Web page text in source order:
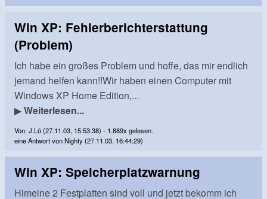
Win XP: Fehlerberichterstattung
(Problem)
Ich habe ein großes Problem und hoffe, das mir endlich
jemand helfen kann!!Wir haben einen Computer mit
Windows XP Home Edition,...
▶Weiterlesen...
Von: J.Lö (27.11.03, 15:53:38) - 1.889x gelesen.
eine Antwort von Nighty (27.11.03, 16:44:29)
Win XP: Speicherplatzwarnung
Himeine 2 Festplatten sind voll und jetzt bekomm ich